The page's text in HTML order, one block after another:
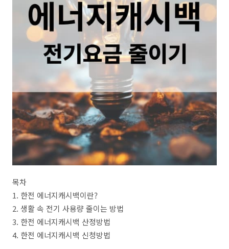
목차
1. 한전 에너지캐시백이란?
2. 생활 속 전기 사용량 줄이는 방법
3. 한전 에너지캐시백 산정방법
4. 한전 에너지캐시백 신청방법